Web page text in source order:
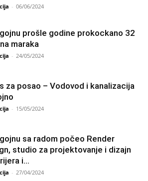
- 06/06/2024
prošle godine prokockano 32
maraka
- 24/05/2024
za posao – Vodovod i kanalizacija
- 15/05/2024
sa radom počeo Render
studio za projektovanje i dizajn
i...
- 27/04/2024